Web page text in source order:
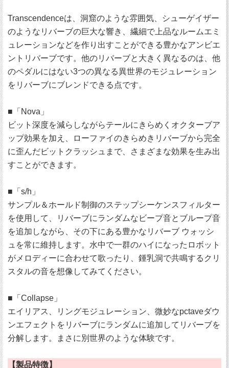
Transcendenceは、洞窟のような雰囲気、シューゲイザー
のようなリバーブの巨大な響き、繊細で上品なルームエミ
ュレーションなどを作り出すことができる豊かなアンビエ
ントリバーブです。他のリバーブと大きく異なるのは、他
のペダルにはない3つの異なる異世界のモジュレーション
をリバーブにブレンドできる点です。
■「Nova」
ビット深度を減らしながらテールにきらめくオクターブア
ップ効果を加え、ローファイのきらめきリバーブから完全
に歪んだビットクラッシュまで、さまざまな効果を生み出
すことができます。
■「s/h」
サンプル＆ホールド制御のステップシーケンスフィルター
を使用して、リバーブにランダムなビープ音とブループ音
を追加しながら、その下にある豊かなリバーブ ウォッシ
ュを常に維持します。水中で一群のハイになったロボット
がメロディーに合わせて歌ったり、鍾乳洞で共鳴するクリ
スタルの音を想像してみてください。
■「Collapse」
エイリアス、リングモジュレーション、微妙なpctaveダウ
ンエフェクトをリバーブにランダムに追加してリバーブを
分解します。まさに別世界のような体験です。
【製品特徴】